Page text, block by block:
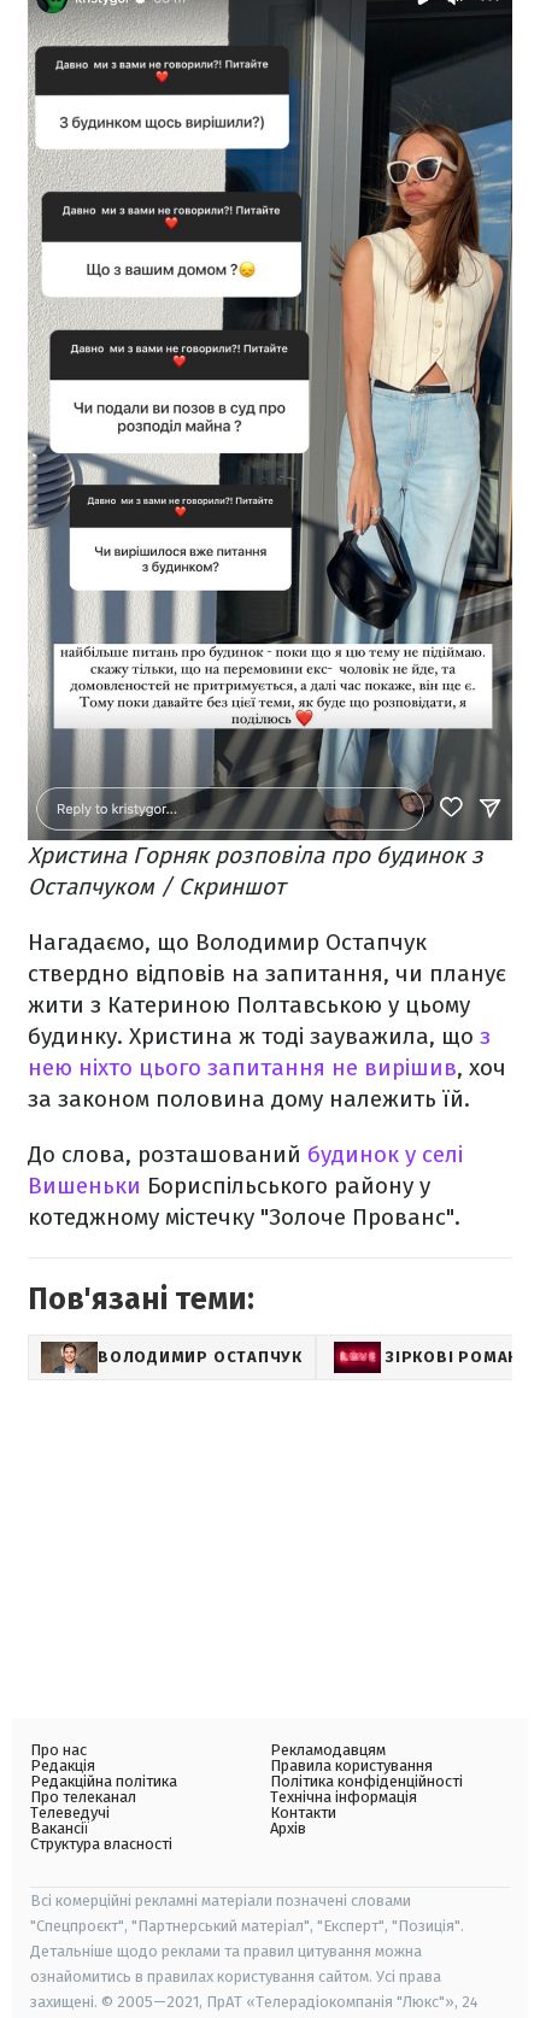
Христина Горняк розповіла про будинок з
Остапчуком / Скриншот
Нагадаємо, що Володимир Остапчук
ствердно відповів на запитання, чи планує
жити з Катериною Полтавською у цьому
будинку. Христина ж тоді зауважила, що з
нею ніхто цього запитання не вирішив, хоч
за законом половина дому належить їй.
До слова, розташований будинок у селі
Вишеньки Бориспільського району у
котеджному містечку "Золоче Прованс".
Пов'язані теми:
ВОЛОДИМИР ОСТАПЧУК ЗІРКОВІ РОМАНИ
Про нас
Редакція
Редакційна політика
Про телеканал
Телеведучі
Вакансії
Структура власності
Рекламодавцям
Правила користування
Політика конфіденційності
Технічна інформація
Контакти
Архів
Всі комерційні рекламні матеріали позначені словами
"Спецпроєкт", "Партнерський матеріал", "Експерт", "Позиція".
Детальніше щодо реклами та правил цитування можна
ознайомитись в правилах користування сайтом. Усі права
захищені. © 2005—2021, ПрАТ «Телерадіокомпанія "Люкс"», 24